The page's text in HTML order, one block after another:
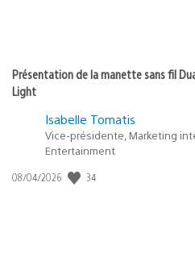
Présentation de la manette sans fil
Light
Isabelle Tomatis
Vice-présidente, Marketing
Entertainment
Date
08/04/2026 34